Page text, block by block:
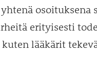
erityisesti
lääkärit